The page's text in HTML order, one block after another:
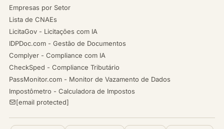
Empresas por Setor
Lista de CNAEs
LicitaGov - Licitações com IA
IDPDoc.com - Gestão de Documentos
Complyer - Compliance com IA
CheckSped - Compliance Tributário
PassMonitor.com - Monitor de Vazamento de Dados
Impostômetro - Calculadora de Impostos
[email protected]